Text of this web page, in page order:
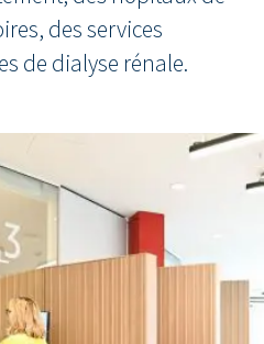
des services
de dialyse rénale.